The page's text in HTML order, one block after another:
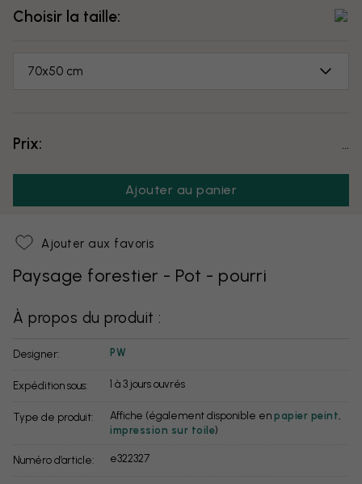
Choisir la taille:
70x50 cm
Prix:
Ajouter au panier
Ajouter aux favoris
Paysage forestier - Pot - pourri
À propos du produit :
Designer: PW
Expédition sous: 1 à 3 jours ouvrés
Type de produit: Affiche (également disponible en papier peint
impression sur toile)
Numéro d’article: e322327